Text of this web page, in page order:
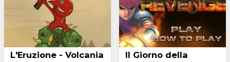
L'Eruzione - Volcania
Il Giorno della